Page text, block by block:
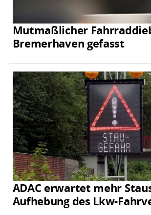
Mutmaßlicher
Bremerhaven gefasst
ADAC erwartet mehr
Aufhebung des Lkw-